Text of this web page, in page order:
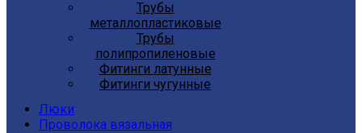
Трубы
металлопластиковые
Трубы
полипропиленовые
Фитинги латунные
Фитинги чугунные
Люки
Проволока вязальная